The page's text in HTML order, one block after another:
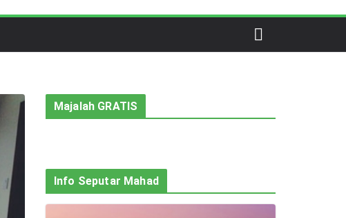
Majalah GRATIS
Info Seputar Mahad